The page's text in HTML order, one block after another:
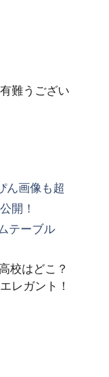
難うござい
ん画像も超
開！
テーブル
校はどこ？
レガント！